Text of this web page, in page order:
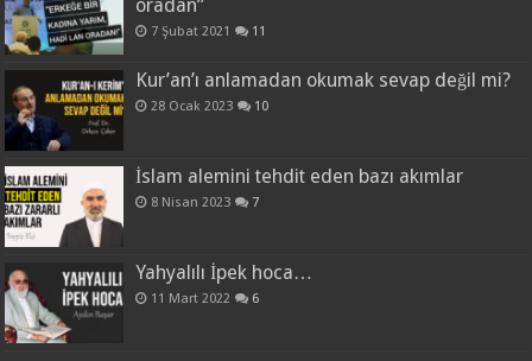
oradan”
7 Şubat 2021 11
Kur’an’ı anlamadan okumak sevap değil mi?
28 Ocak 2023 10
İslam alemini tehdit eden bazı akımlar
8 Nisan 2023 7
Yahyalılı İpek hoca…
11 Mart 2022 6